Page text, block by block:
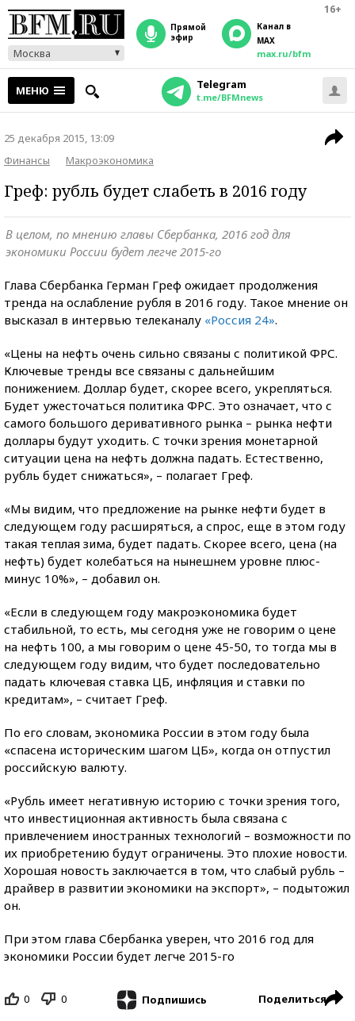
16+
Москва
прямой
эфир
Канал в
MAX
max.ru/bfm
МЕНЮ Telegram
t.me/BFMnews
25 декабря 2015, 13:09
Финансы
Макроэкономика
Греф: рубль будет слабеть в 2016 году
В целом, по мнению главы Сбербанка, 2016 год для
экономики России будет легче 2015-го
Глава Сбербанка Герман Греф ожидает продолжения
тренда на ослабление рубля в 2016 году. Такое мнение он
высказал в интервью телеканалу «Россия 24».
«Цены на нефть очень сильно связаны с политикой ФРС.
Ключевые тренды все связаны с дальнейшим
понижением. Доллар будет, скорее всего, укрепляться.
Будет ужесточаться политика ФРС. Это означает, что с
самого большого деривативного рынка – рынка нефти
доллары будут уходить. С точки зрения монетарной
ситуации цена на нефть должна падать. Естественно,
рубль будет снижаться», – полагает Греф.
«Мы видим, что предложение на рынке нефти будет в
следующем году расширяться, а спрос, еще в этом году
такая теплая зима, будет падать. Скорее всего, цена (на
нефть) будет колебаться на нынешнем уровне плюс-
минус 10%», – добавил он.
«Если в следующем году макроэкономика будет
стабильной, то есть, мы сегодня уже не говорим о цене
на нефть 100, а мы говорим о цене 45-50, то тогда мы в
следующем году видим, что будет последовательно
падать ключевая ставка ЦБ, инфляция и ставки по
кредитам», – считает Греф.
По его словам, экономика России в этом году была
«спасена историческим шагом ЦБ», когда он отпустил
российскую валюту.
«Рубль имеет негативную историю с точки зрения того,
что инвестиционная активность была связана с
привлечением иностранных технологий – возможности по
их приобретению будут ограничены. Это плохие новости.
Хорошая новость заключается в том, что слабый рубль –
драйвер в развитии экономики на экспорт», – подытожил
он.
При этом глава Сбербанка уверен, что 2016 год для
экономики России будет легче 2015-го
0 0 Подпишись Поделиться